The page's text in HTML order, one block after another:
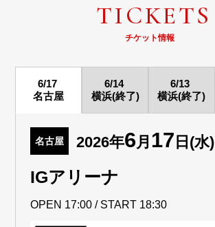
TICKETS
チケット情報
6/17
名古屋
6/14
横浜(終了)
6/13
横浜(終了)
名古屋 2026年6月 17 日(水)
IGアリーナ
OPEN 17:00 / START 18:30